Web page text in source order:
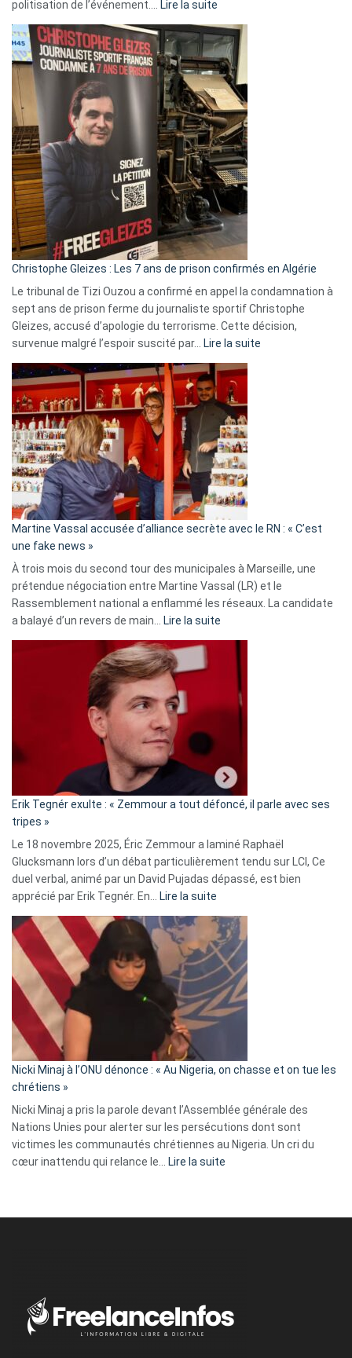
politisation de l’événement.… Lire la suite
Eurovision
2026
:
Pays-
Bas,
Espagne,
Irlande
et
Slovénie
rejettent
la
présence
d’Israël
Christophe Gleizes : Les 7 ans de prison confirmés en Algérie
Le tribunal de Tizi Ouzou a confirmé en appel la condamnation à
sept ans de prison ferme du journaliste sportif Christophe
Gleizes, accusé d’apologie du terrorisme. Cette décision,
survenue malgré l’espoir suscité par… Lire la suite
Algérie
Martine Vassal accusée d’alliance secrète avec le RN : « C’est
une fake news »
À trois mois du second tour des municipales à Marseille, une
prétendue négociation entre Martine Vassal (LR) et le
Rassemblement national a enflammé les réseaux. La candidate
a balayé d’un revers de main… Lire la suite
d’alliance
secrète
«
C’est
fake
news
»
Erik Tegnér exulte : « Zemmour a tout défoncé, il parle avec ses
tripes »
Le 18 novembre 2025, Éric Zemmour a laminé Raphaël
Glucksmann lors d’un débat particulièrement tendu sur LCI, Ce
duel verbal, animé par un David Pujadas dépassé, est bien
apprécié par Erik Tegnér. En… Lire la suite
Tegnér
exulte
« Zemmour
a
tout
parle
ses
tripes »
Nicki Minaj à l’ONU dénonce : « Au Nigeria, on chasse et on tue les
chrétiens »
Nicki Minaj a pris la parole devant l’Assemblée générale des
Nations Unies pour alerter sur les persécutions dont sont
victimes les communautés chrétiennes au Nigeria. Un cri du
cœur inattendu qui relance le… Lire la suite
Nigeria,